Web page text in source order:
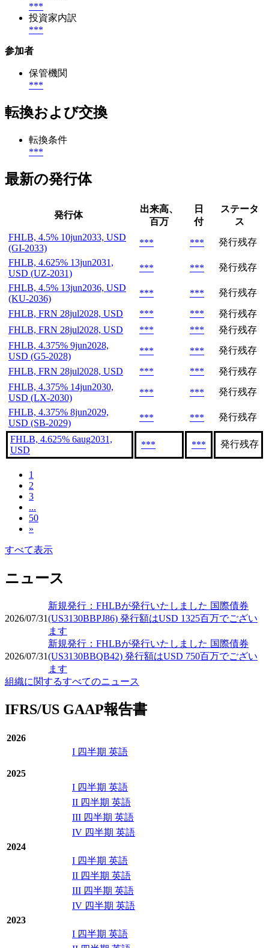
***
投資家内訳
***
参加者
保管機関
***
転換および交換
転換条件
***
最新の発行体
発行体
出来高、
百万
日
付
ステータ
ス
FHLB, 4.5% 10jun2033, USD
(GI-2033)
*** ***
発行残存
FHLB, 4.625% 13jun2031,
USD (UZ-2031)
*** ***
発行残存
FHLB, 4.5% 13jun2036, USD
(KU-2036)
*** *** 発行残存
FHLB, FRN 28jul2028, USD *** ***
発行残存
FHLB, FRN 28jul2028, USD
*** ***
発行残存
FHLB, 4.375% 9jun2028,
USD (G5-2028)
*** *** 発行残存
FHLB, FRN 28jul2028, USD *** ***
発行残存
FHLB, 4.375% 14jun2030,
USD (LX-2030)
*** ***
発行残存
FHLB, 4.375% 8jun2029,
USD (SB-2029)
*** *** 発行残存
FHLB, 4.625% 6aug2031,
USD
*** *** 発行残存
1
2
3
...
50
»
すべて表示
ニュース
2026/07/31
新規発行：FHLBが発行いたしました 国際債券
(US3130BBPJ86) 発行額はUSD 1325百万でござい
ます
2026/07/31
新規発行：FHLBが発行いたしました 国際債券
(US3130BBQB42) 発行額はUSD 750百万でござい
ます
組織に関するすべてのニュース
IFRS/US GAAP報告書
2026
I 四半期 英語
2025
I 四半期 英語
II 四半期 英語
III 四半期 英語
IV 四半期 英語
2024
I 四半期 英語
II 四半期 英語
III 四半期 英語
IV 四半期 英語
2023
I 四半期 英語